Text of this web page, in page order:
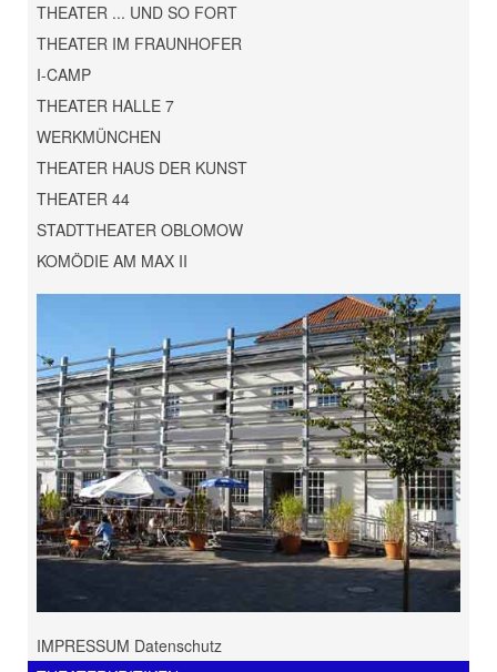
THEATER ... UND SO FORT
THEATER IM FRAUNHOFER
I-CAMP
THEATER HALLE 7
WERKMÜNCHEN
THEATER HAUS DER KUNST
THEATER 44
STADTTHEATER OBLOMOW
KOMÖDIE AM MAX II
IMPRESSUM Datenschutz